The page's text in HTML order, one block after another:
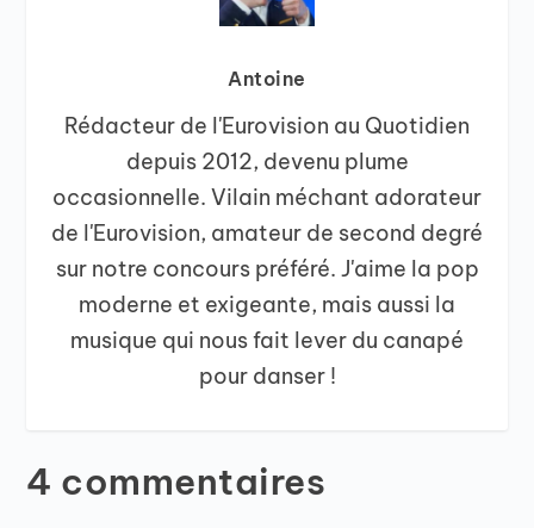
Antoine
Rédacteur de l'Eurovision au Quotidien
depuis 2012, devenu plume
occasionnelle. Vilain méchant adorateur
de l'Eurovision, amateur de second degré
sur notre concours préféré. J'aime la pop
moderne et exigeante, mais aussi la
musique qui nous fait lever du canapé
pour danser !
4 commentaires